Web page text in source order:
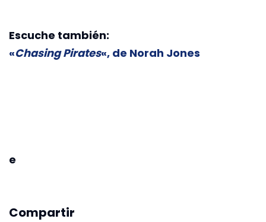
Escuche también:
«Chasing Pirates«, de Norah Jones
e
Compartir